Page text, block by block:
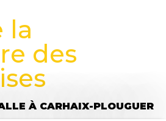
la
des
À CARHAIX-PLOUGUER